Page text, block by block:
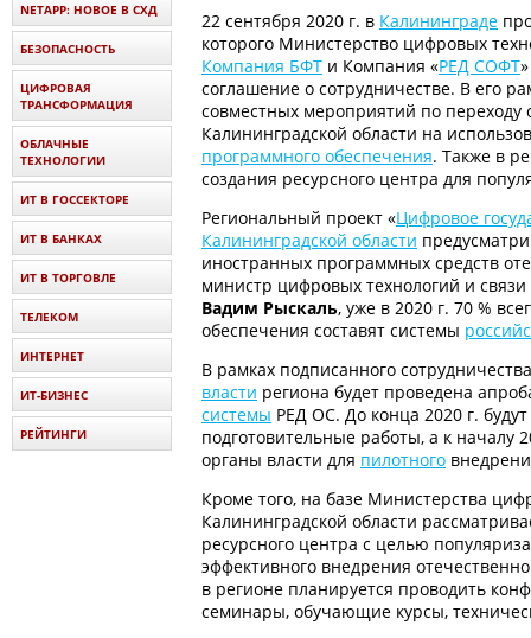
22 сентября 2020 г. в Калининграде
которого Министерство цифровых
Компания БФТ и Компания «РЕД СОФТ
соглашение о сотрудничестве. В его
совместных мероприятий по переходу
Калининградской области на
программного обеспечения. Также в
создания ресурсного центра для
Региональный проект «Цифровое
Калининградской области
иностранных программных средств
министр цифровых технологий и
Вадим Рыскаль, уже в 2020 г. 70 %
обеспечения составят системы
В рамках подписанного
власти региона будет проведена
системы РЕД ОС. До конца 2020 г.
подготовительные работы, а к началу
органы власти для пилотного
Кроме того, на базе Министерства
Калининградской области
ресурсного центра с целью
эффективного внедрения
в регионе планируется проводить
семинары, обучающие курсы,
NETAPP: НОВОЕ В СХД
БЕЗОПАСНОСТЬ
ЦИФРОВАЯ
ТРАНСФОРМАЦИЯ
ОБЛАЧНЫЕ
ТЕХНОЛОГИИ
ИТ В ГОССЕКТОРЕ
ИТ В БАНКАХ
ИТ В ТОРГОВЛЕ
ТЕЛЕКОМ
ИНТЕРНЕТ
ИТ-БИЗНЕС
РЕЙТИНГИ